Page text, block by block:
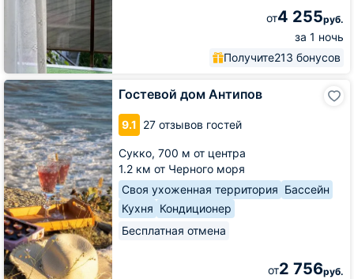
от4 255руб.
за 1 ночь
Получите213 бонусов
Гостевой дом Антипов
9.1 27 отзывов гостей
Сукко, 700 м от центра
1.2 км от Черного моря
Своя ухоженная территория Бассейн
Кухня Кондиционер
Бесплатная отмена
от2 756руб.
Гостевой
дом
Антипов